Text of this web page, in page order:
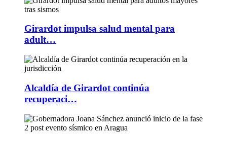
Girardot impulsa salud mental para
adult…
Alcaldía de Girardot continúa
recuperaci…